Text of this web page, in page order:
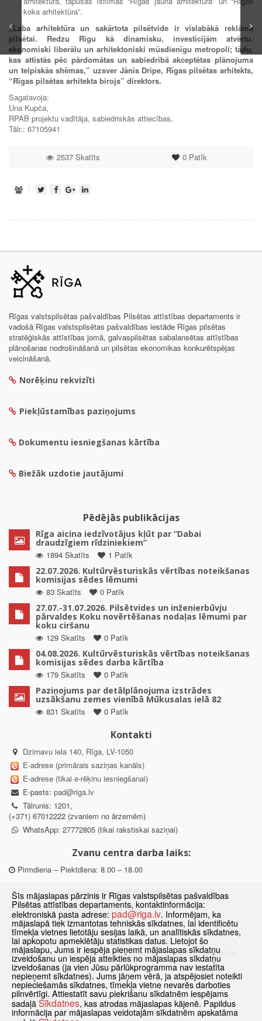
koka arhitektūra”.
„Laba arhitektūra un sakārtota pilsētvide ir vislabākā reklāma
pilsētai. Redzu Rīgu kā dinamisku, investīcijām atvērtu,
ekonomiski liberālu un arhitektoniski mūsdienīgu metropoli; tādu,
kas attīstās pēc pārdomātas un sabiedrībā akceptētas plānojuma
un telpiskās shēmas,” uzsver Jānis Dripe, Rīgas pilsētas arhitekts,
“Rīgas pilsētas arhitekta birojs” direktors.
Sagatavoja:
Una Kupča,
RPAB projektu vadītāja, sabiedriskās attiecības,
Tālr.: 67105941
0Patīk
2537 Skatīts
Rīgas valstspilsētas pašvaldības Pilsētas attīstības departaments ir
vadošā Rīgas valstspilsētas pašvaldības iestāde Rīgas pilsētas
stratēģiskās attīstības jomā, galvaspilsētas sabalansētas attīstības
plānošanas nodrošināšanā un pilsētas ekonomikas konkurētspējas
veicināšanā.
Norēķinu rekvizīti
Piekļūstamības paziņojums
Dokumentu iesniegšanas kārtība
Biežāk uzdotie jautājumi
Pēdējās publikācijas
Rīga aicina iedzīvotājus kļūt par “Dabai
draudzīgiem rīdziniekiem”
1894 Skatīts
1 Patīk
22.07.2026. Kultūrvēsturiskās vērtības noteikšanas
komisijas sēdes lēmumi
83 Skatīts
0 Patīk
27.07.-31.07.2026. Pilsētvides un inženierbūvju
pārvaldes Koku novērtēšanas nodaļas lēmumi par
koku ciršanu
129 Skatīts
0 Patīk
04.08.2026. Kultūrvēsturiskās vērtības noteikšanas
komisijas sēdes darba kārtība
179 Skatīts
0 Patīk
Paziņojums par detālplānojuma izstrādes
uzsākšanu zemes vienībā Mūkusalas ielā 82
831 Skatīts
0 Patīk
Kontakti
Dzirnavu iela 140, Rīga, LV-1050
E-adrese (primārais saziņas kanāls)
E-adrese (tikai e-rēķinu iesniegšanai)
E-pasts: pad@riga.lv
Tālrunis: 1201,
(+371) 67012222 (zvaniem no ārzemēm)
WhatsApp: 27772805 (tikai rakstiskai saziņai)
Zvanu centra darba laiks:
Pirmdiena – Piektdiena: 8.00 – 18.00
Departamenta darba laiks:
Pirmdiena, Ceturtdiena: 8.30 – 18.00
Otrdiena, Trešdiena: 8.30 – 17.00
Piektdiena: 8.30 – 15.00
Klātienes konsultācijas pieejamas tikai ar iepriekšēju pierakstu.
Sākums Jaunumi Biežāk uzdotie jautājumi
Lapas karte
Sīkdatnes
Kontakti
Šīs mājaslapas pārzinis ir Rīgas valstspilsētas pašvaldības
Pilsētas attīstības departaments, kontaktinformācija:
elektroniskā pasta adrese: pad@riga.lv. Informējam, ka
mājaslapā tiek izmantotas tehniskās sīkdatnes, lai identificētu
tīmekļa vietnes lietotāju sesijas laikā, un analītiskās sīkdatnes,
lai apkopotu apmeklētāju statistikas datus. Lietojot šo
mājaslapu, Jums ir iespēja pieņemt mājaslapas sīkdatņu
izveidošanu un iespēja atteikties no mājaslapas sīkdatņu
izveidošanas (ja vien Jūsu pārlūkprogramma nav iestatīta
nepieņemt sīkdatnes). Jums jāņem vērā, ja atspējosiet noteikti
nepieciešamās sīkdatnes, tīmekļa vietne nevarēs darboties
pilnvērtīgi. Attiestatīt savu piekrišanu sīkdatnēm iespējams
sadaļā Sīkdatnes, kas atrodas mājaslapas kājenē. Papildus
informācija par mājaslapas veidotajām sīkdatnēm apskatāma